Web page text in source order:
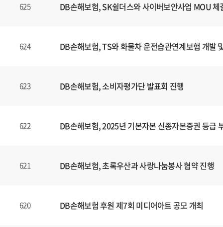
625 DB손해보험, SK쉴더스와 사이버보안사업 MOU 체
624 DB손해보험, TS와 화물차 운전습관연계보험 개발
623 DB손해보험, 소비자평가단 발표회 진행
622 DB손해보험, 2025년 기본자본 신종자본증권 등급
621 DB손해보험, 초록우산과 사랑나눔봉사 협약 진행
620 DB손해보험 후원 제7회 미디어아트 공모 개최